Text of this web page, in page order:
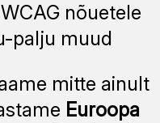
nõuetele
palju muud
mitte ainult
Euroopa